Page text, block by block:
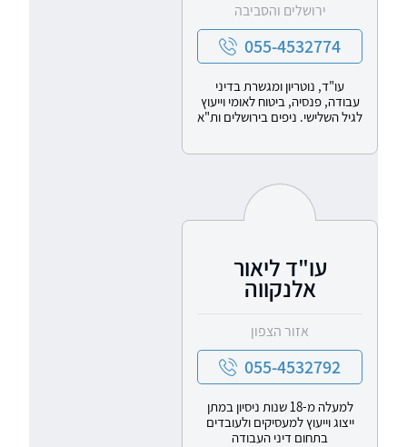
ירושלים והסביבה
055-4532774
עו"ד, נוטריון ומגשרת בדיני
עבודה, פנסיה, ביטוח לאומי וייעוץ
לגיל השלישי. ניפים בירושלים ות"א
עו"ד ליאור
אלנקווה
אזור הצפון
055-4532792
למעלה מ-18 שנות ניסיון במתן
ייצוג וייעוץ למעסיקים ולעובדים
בתחום דיני העבודה